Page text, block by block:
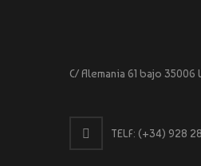
C/ Alemania 61 bajo 35006
TELF: (+34) 928